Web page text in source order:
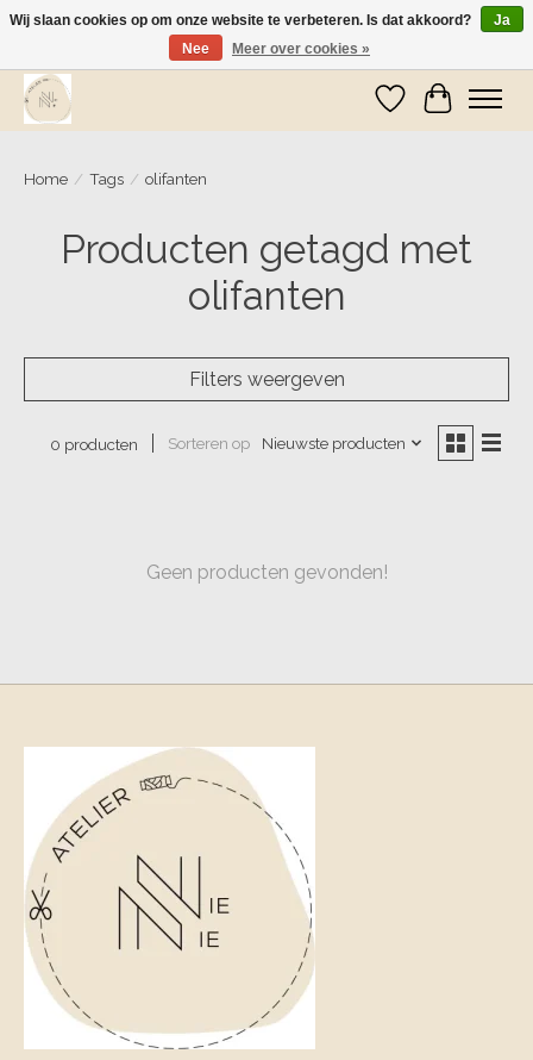
Wij zijn op vakantie! Vanaf zaterdag 9 mei worden er weer pakketjes verzonden
Verlanglijst
Home / Tags / olifanten
Producten getagd met
olifanten
Filters weergeven
0 producten Sorteren op Nieuwste producten
Geen producten gevonden!
Wij slaan cookies op om onze website te verbeteren. Is dat akkoord?
Ja
Nee
Meer over cookies »